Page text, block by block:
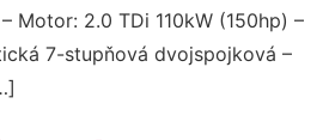
Motor: 2.0 TDi 110kW (150hp) –
7-stupňová dvojspojková –